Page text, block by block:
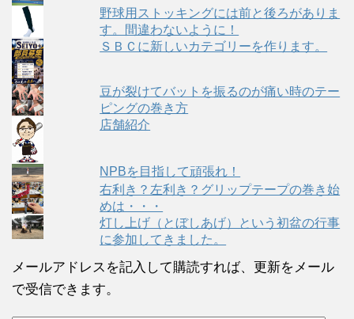
野球用ストッキングには前と後ろがありま
す。間違わないように！
ＳＢＣに新しいカテゴリーを作ります。
豆が裂けてバットを振るのが痛い時のテー
ピングの巻き方
店舗紹介
NPBを目指して頑張れ！
右利き？左利き？グリップテープの巻き始
めは・・・
灯し上げ（とぼしあげ）という初盆の行事
に参加してきました。
メールアドレスを記入して購読すれば、更新をメール
で受信できます。